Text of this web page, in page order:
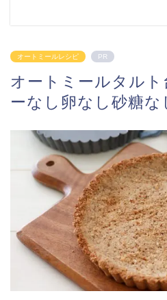
オートミールレシピ PR
オートミールタルト
ーなし卵なし砂糖な